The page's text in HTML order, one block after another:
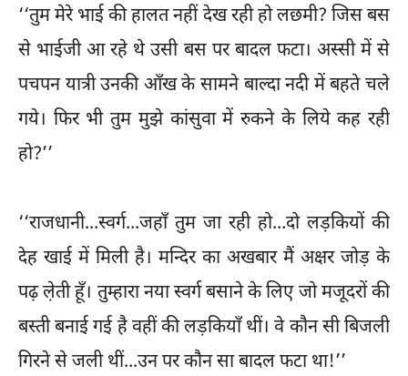
‘‘तुम मेरे भाई की हालत नहीं देख रही हो लछमी? जिस बस
से भाईजी आ रहे थे उसी बस पर बादल फटा। अस्सी में से
पचपन यात्री उनकी आँख के सामने बाल्दा नदी में बहते चले
गये। फिर भी तुम मुझे कांसुवा में रुकने के लिये कह रही
हो?’’
‘‘राजधानी...स्वर्ग...जहाँ तुम जा रही हो...दो लड़कियों की
देह खाई में मिली है। मन्दिर का अखबार मैं अक्षर जोड़ के
पढ़ ले़ती हूँ। तुम्हारा नया स्वर्ग बसाने के लिए जो मजूदरों की
बस्ती बनाई गई है वहीं की लड़कियाँ थीं। वे कौन सी बिजली
गिरने से जली थीं...उन पर कौन सा बादल फटा था!’’